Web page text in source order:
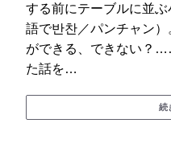
する前にテーブルに並
語で반찬／パンチャン
ができる、できない？
た話を…
続